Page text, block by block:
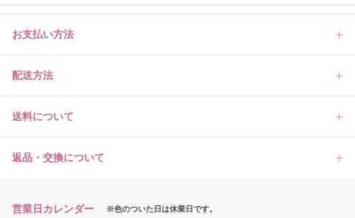
お支払い方法
配送方法
送料について
返品・交換について
営業日カレンダー ※色のついた日は休業日です。